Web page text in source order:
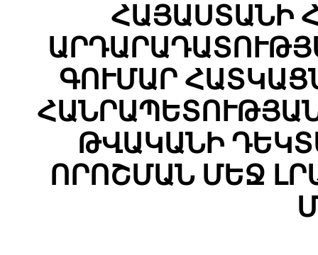
ՀԱՅԱՍՏԱՆԻ
ԳՈՒՄԱՐ
ԹՎԱԿԱՆԻ
ՈՐՈՇՄԱՆ ՄԵՋ